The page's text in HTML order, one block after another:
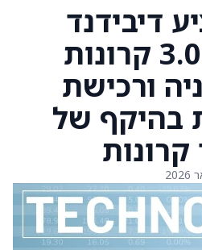
דיבידנד
מוגדל של 3.00 קרונות
ורכישת
בהיקף של